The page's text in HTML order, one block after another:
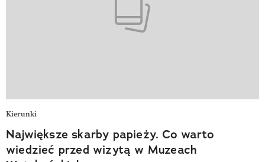
Kierunki
Największe skarby papieży. Co warto
wiedzieć przed wizytą w Muzeach